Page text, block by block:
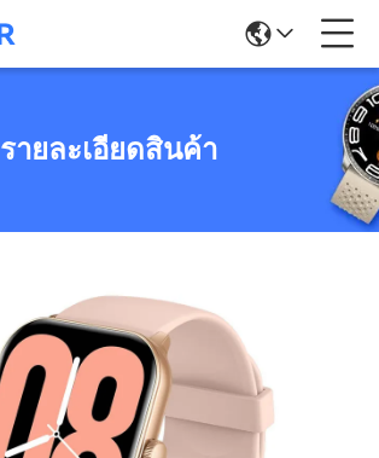
รายละเอียดสินค้า